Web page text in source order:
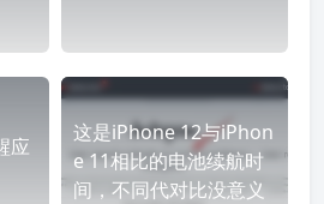
应
这是iPhone 12与iPhon
e 11相比的电池续航时
间，不同代对比没意义